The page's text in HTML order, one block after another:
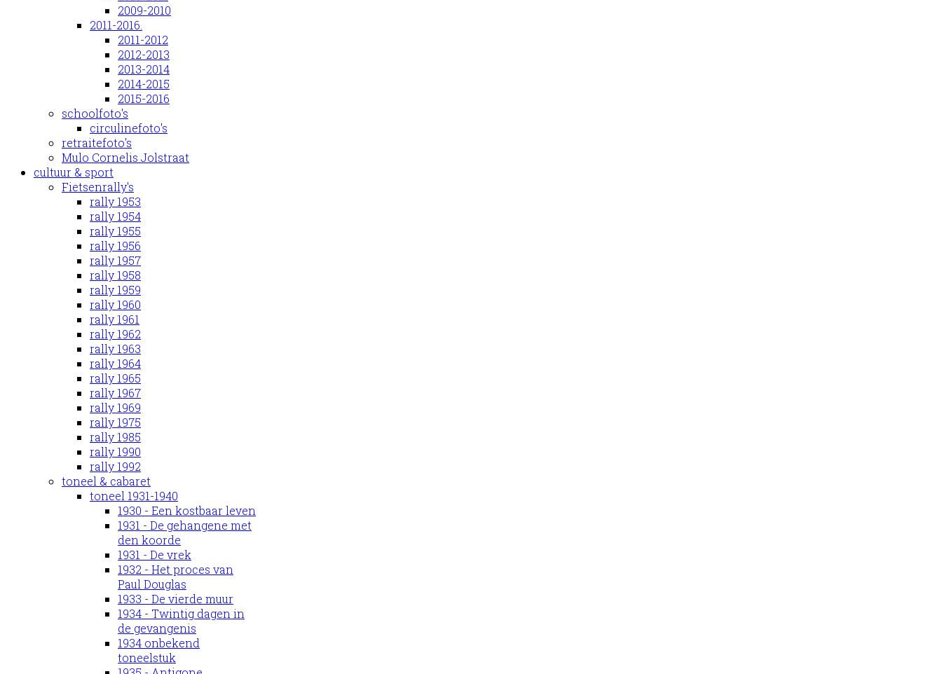
2009-2010
2011-2016.
2011-2012
2012-2013
2013-2014
2014-2015
2015-2016
schoolfoto's
circulinefoto's
retraitefoto's
Mulo Cornelis Jolstraat
cultuur & sport
Fietsenrally's
rally 1953
rally 1954
rally 1955
rally 1956
rally 1957
rally 1958
rally 1959
rally 1960
rally 1961
rally 1962
rally 1963
rally 1964
rally 1965
rally 1967
rally 1969
rally 1975
rally 1985
rally 1990
rally 1992
toneel & cabaret
toneel 1931-1940
1930 - Een kostbaar leven
1931 - De gehangene met
den koorde
1931 - De vrek
1932 - Het proces van
Paul Douglas
1933 - De vierde muur
1934 - Twintig dagen in
de gevangenis
1934 onbekend
toneelstuk